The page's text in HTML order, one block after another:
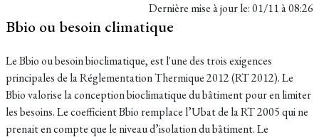
Dernière mise à jour le:01/11 à 08:26
Bbio ou besoin climatique
Le Bbio ou besoin bioclimatique, est l'une des trois exigences
principales de la Réglementation Thermique 2012 (RT 2012). Le
Bbio valorise la conception bioclimatique du bâtiment pour en limiter
les besoins. Le coefficient Bbio remplace l’Ubat de la RT 2005 qui ne
prenait en compte que le niveau d’isolation du bâtiment. Le